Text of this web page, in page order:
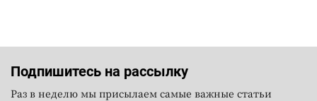
Подпишитесь на рассылку
Раз в неделю мы присылаем самые важные статьи